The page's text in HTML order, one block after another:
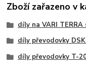
Zboží zařazeno v
díly na VARI TERRA
díly převodovky
díly převodovky T-